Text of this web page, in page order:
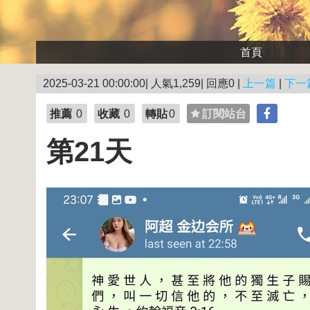
首頁
2025-03-21 00:00:00| 人氣1,259| 回應0 | 上一篇 下一
推薦 0 收藏 0 轉貼0 訂閱站台
第21天